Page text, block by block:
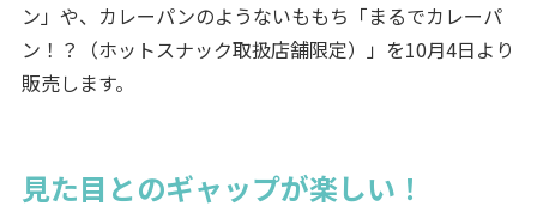
ン」や、カレーパンのようないももち「まるでカレーパ
ン！？（ホットスナック取扱店舗限定）」を10月4日より
販売します。
見た目とのギャップが楽しい！